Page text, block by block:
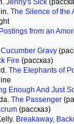
Jenny's Sick
The Silence of the
Postings from an
Cucumber Gravy
Fire (рассказ)
The Elephants of
Enough And Just
The Passenger
(рассказ)
Breakaway,